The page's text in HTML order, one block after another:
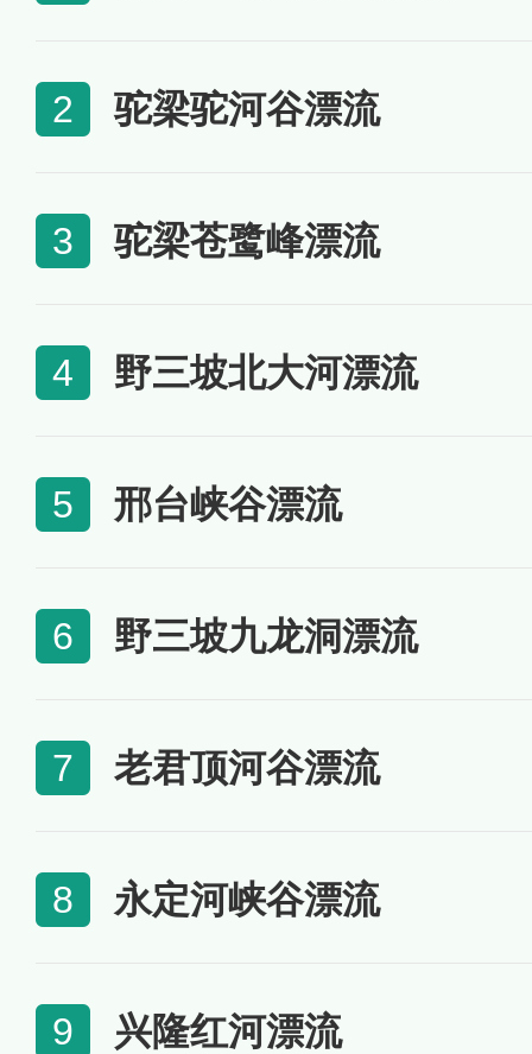
2 驼梁驼河谷漂流
3 驼梁苍鹭峰漂流
4 野三坡北大河漂流
5 邢台峡谷漂流
6 野三坡九龙洞漂流
7 老君顶河谷漂流
8 永定河峡谷漂流
9 兴隆红河漂流